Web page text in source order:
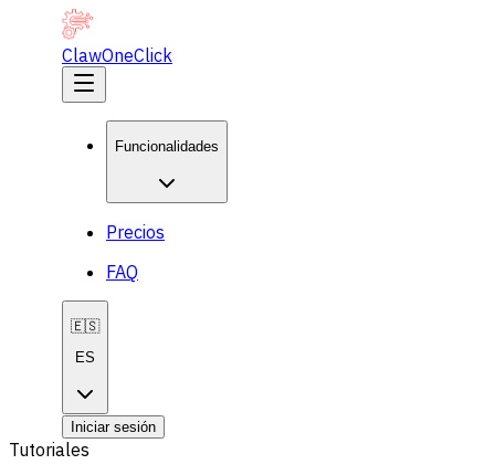
ClawOneClick
Funcionalidades
Precios
FAQ
🇪🇸
ES
Iniciar sesión
Tutoriales